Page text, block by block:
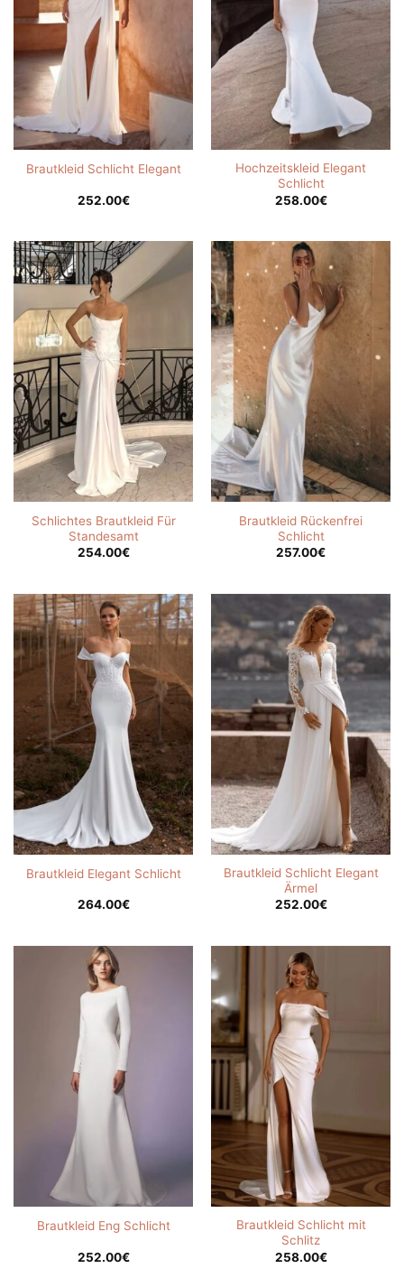
Brautkleid Schlicht Elegant
252.00€
Hochzeitskleid Elegant
Schlicht
258.00€
Schlichtes Brautkleid Für
Standesamt
254.00€
Brautkleid Rückenfrei
Schlicht
257.00€
Brautkleid Elegant Schlicht
264.00€
Brautkleid Schlicht Elegant
Ärmel
252.00€
Brautkleid Eng Schlicht
252.00€
Brautkleid Schlicht mit
Schlitz
258.00€